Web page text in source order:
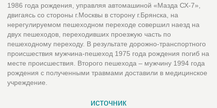
1986 года рождения, управляя автомашиной «Мазда СХ-7»,
двигаясь со стороны г.Москвы в сторону г.Брянска, на
нерегулируемом пешеходном переходе совершил наезд на
двух пешеходов, переходивших проезжую часть по
пешеходному переходу. В результате дорожно-транспортного
происшествия мужчина-пешеход 1975 года рождения погиб на
месте происшествия. Второго пешехода – мужчину 1994 года
рождения с полученными травмами доставили в медицинское
учреждение.
источник